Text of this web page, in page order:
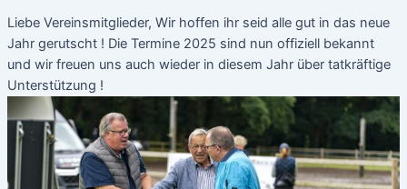
Liebe Vereinsmitglieder, Wir hoffen ihr seid alle gut in das neue
Jahr gerutscht ! Die Termine 2025 sind nun offiziell bekannt
und wir freuen uns auch wieder in diesem Jahr über tatkräftige
Unterstützung !